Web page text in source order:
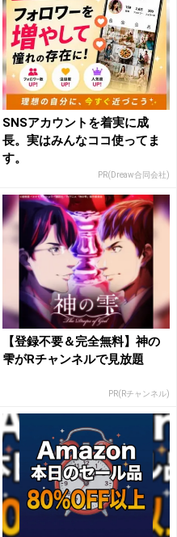
SNSアカウントを着実に成
長。実はみんなココ使ってま
す。
PR(Dreaw合同会社)
【登録不要＆完全無料】神の
雫がRチャンネルで見放題
PR(Rチャンネル)